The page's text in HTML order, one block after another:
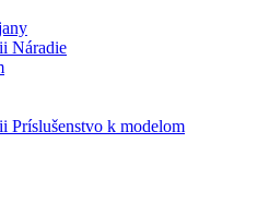
Náradie
Príslušenstvo k modelom